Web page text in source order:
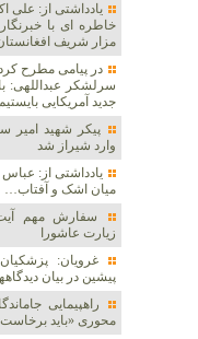
یادداشتی از: علی
خاطره ای با
مزار شریف
در پیامی مطرح
سرلشکر عبداللهی:
جدید آمریکایی بایستیم
پیکر شهید امیر
وارد شیراز شد
یادداشتی از: عباس
میان اشک و آفتاب…
سفارش مهم
زیارت عاشورا
غرویان:
پیشین در بیان
راهپیمایی
محوری «باید